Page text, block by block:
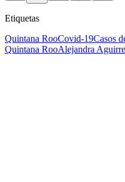
Etiquetas
Quintana RooCovid-19Casos
Quintana RooAlejandra Aguirre